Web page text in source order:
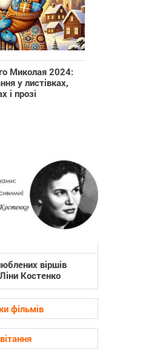
Миколая 2024:
у листівках,
і прозі
віршів
Костенко
фільмів